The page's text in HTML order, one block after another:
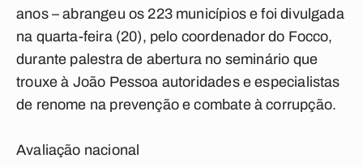
anos – abrangeu os 223 municípios e foi divulgada
na quarta-feira (20), pelo coordenador do Focco,
durante palestra de abertura no seminário que
trouxe à João Pessoa autoridades e especialistas
de renome na prevenção e combate à corrupção.
Avaliação nacional